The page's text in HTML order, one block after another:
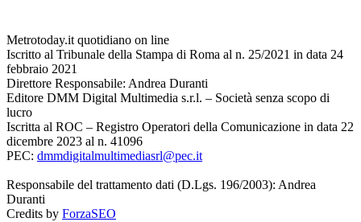
Metrotoday.it quotidiano on line
Iscritto al Tribunale della Stampa di Roma al n. 25/2021 in data 24
febbraio 2021
Direttore Responsabile: Andrea Duranti
Editore DMM Digital Multimedia s.r.l. – Società senza scopo di
lucro
Iscritta al ROC – Registro Operatori della Comunicazione in data 22
dicembre 2023 al n. 41096
PEC: dmmdigitalmultimediasrl@pec.it
Responsabile del trattamento dati (D.Lgs. 196/2003): Andrea
Duranti
Credits by ForzaSEO